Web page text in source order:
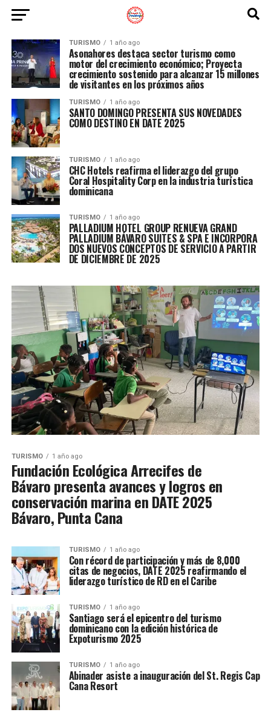
TURISMO 1 año ago
Asonahores destaca sector turismo como
motor del crecimiento económico; Proyecta
crecimiento sostenido para alcanzar 15 millones
de visitantes en los próximos años
TURISMO 1 año ago
SANTO DOMINGO PRESENTA SUS NOVEDADES
COMO DESTINO EN DATE 2025
TURISMO 1 año ago
CHC Hotels reafirma el liderazgo del grupo
Coral Hospitality Corp en la industria turística
dominicana
TURISMO 1 año ago
PALLADIUM HOTEL GROUP RENUEVA GRAND
PALLADIUM BÁVARO SUITES & SPA E INCORPORA
DOS NUEVOS CONCEPTOS DE SERVICIO A PARTIR
DE DICIEMBRE DE 2025
TURISMO 1 año ago
Fundación Ecológica Arrecifes de
Bávaro presenta avances y logros en
conservación marina en DATE 2025
Bávaro, Punta Cana
TURISMO 1 año ago
Con récord de participación y más de 8,000
citas de negocios, DATE 2025 reafirmando el
liderazgo turístico de RD en el Caribe
TURISMO 1 año ago
Santiago será el epicentro del turismo
dominicano con la edición histórica de
Expoturismo 2025
TURISMO 1 año ago
Abinader asiste a inauguración del St. Regis Cap
Cana Resort